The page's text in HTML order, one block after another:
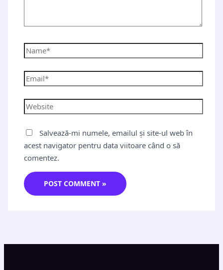
Salvează-mi numele, emailul și site-ul web în
acest navigator pentru data viitoare când o să
comentez.